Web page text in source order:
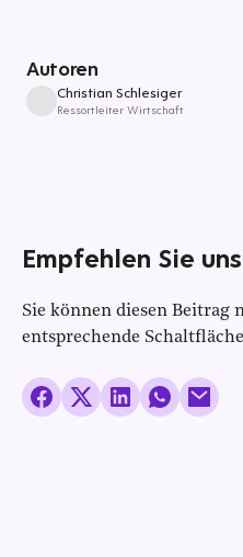
Autoren
Christian Schlesiger
Ressortleiter Wirtschaft
Empfehlen Sie
Sie können diesen Beitrag
entsprechende